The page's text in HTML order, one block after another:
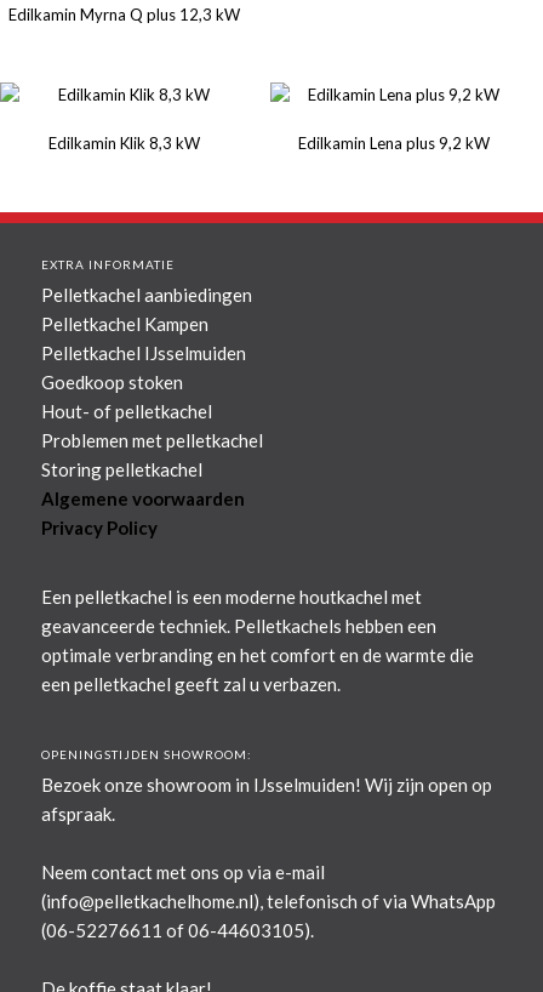
Edilkamin Myrna Q plus 12,3 kW
Edilkamin Klik 8,3 kW Edilkamin Lena plus 9,2 kW
EXTRA INFORMATIE
Pelletkachel aanbiedingen
Pelletkachel Kampen
Pelletkachel IJsselmuiden
Goedkoop stoken
Hout- of pelletkachel
Problemen met pelletkachel
Storing pelletkachel
Algemene voorwaarden
Privacy Policy
Een pelletkachel is een moderne houtkachel met
geavanceerde techniek. Pelletkachels hebben een
optimale verbranding en het comfort en de warmte die
een pelletkachel geeft zal u verbazen.
OPENINGSTIJDEN SHOWROOM:
Bezoek onze showroom in IJsselmuiden! Wij zijn open op
afspraak.
Neem contact met ons op via e-mail
(info@pelletkachelhome.nl), telefonisch of via WhatsApp
(06-52276611 of 06-44603105).